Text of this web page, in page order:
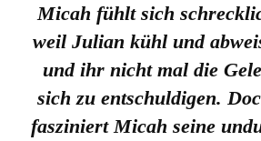
Micah fühlt sich
weil Julian kühl und
und ihr nicht mal die
sich zu entschuldigen.
fasziniert Micah seine